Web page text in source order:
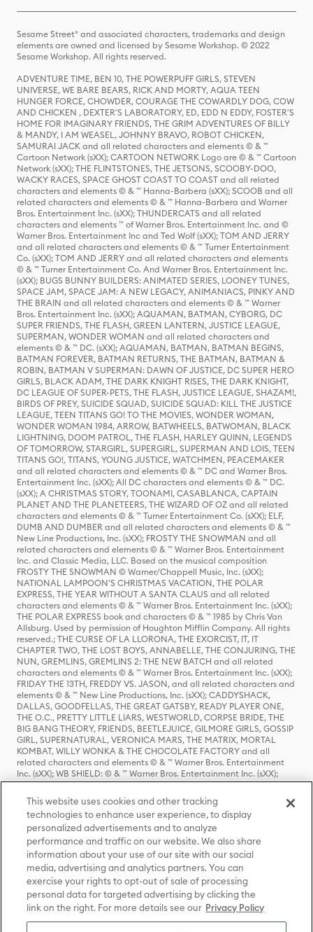
Sesame Street® and associated characters, trademarks and design
elements are owned and licensed by Sesame Workshop. © 2022
Sesame Workshop. All rights reserved.
ADVENTURE TIME, BEN 10, THE POWERPUFF GIRLS, STEVEN
UNIVERSE, WE BARE BEARS, RICK AND MORTY, AQUA TEEN
HUNGER FORCE, CHOWDER, COURAGE THE COWARDLY DOG, COW
AND CHICKEN , DEXTER'S LABORATORY, ED, EDD N EDDY, FOSTER'S
HOME FOR IMAGINARY FRIENDS, THE GRIM ADVENTURES OF BILLY
& MANDY, I AM WEASEL, JOHNNY BRAVO, ROBOT CHICKEN,
SAMURAI JACK and all related characters and elements © & ™
Cartoon Network (sXX); CARTOON NETWORK Logo are © & ™ Cartoon
Network (sXX); THE FLINTSTONES, THE JETSONS, SCOOBY-DOO,
WACKY RACES, SPACE GHOST COAST TO COAST and all related
characters and elements © & ™ Hanna-Barbera (sXX); SCOOB and all
related characters and elements © & ™ Hanna-Barbera and Warner
Bros. Entertainment Inc. (sXX); THUNDERCATS and all related
characters and elements ™ of Warner Bros. Entertainment Inc. and ©
Warner Bros. Entertainment Inc and Ted Wolf (sXX); TOM AND JERRY
and all related characters and elements © & ™ Turner Entertainment
Co. (sXX); TOM AND JERRY and all related characters and elements
© & ™ Turner Entertainment Co. And Warner Bros. Entertainment Inc.
(sXX); BUGS BUNNY BUILDERS: ANIMATED SERIES, LOONEY TUNES,
SPACE JAM, SPACE JAM: A NEW LEGACY, ANIMANIACS, PINKY AND
THE BRAIN and all related characters and elements © & ™ Warner
Bros. Entertainment Inc. (sXX); AQUAMAN, BATMAN, CYBORG, DC
SUPER FRIENDS, THE FLASH, GREEN LANTERN, JUSTICE LEAGUE,
SUPERMAN, WONDER WOMAN and all related characters and
elements © & ™ DC. (sXX); AQUAMAN, BATMAN, BATMAN BEGINS,
BATMAN FOREVER, BATMAN RETURNS, THE BATMAN, BATMAN &
ROBIN, BATMAN V SUPERMAN: DAWN OF JUSTICE, DC SUPER HERO
GIRLS, BLACK ADAM, THE DARK KNIGHT RISES, THE DARK KNIGHT,
DC LEAGUE OF SUPER-PETS, THE FLASH, JUSTICE LEAGUE, SHAZAM!,
BIRDS OF PREY, SUICIDE SQUAD, SUICIDE SQUAD: KILL THE JUSTICE
LEAGUE, TEEN TITANS GO! TO THE MOVIES, WONDER WOMAN,
WONDER WOMAN 1984, ARROW, BATWHEELS, BATWOMAN, BLACK
LIGHTNING, DOOM PATROL, THE FLASH, HARLEY QUINN, LEGENDS
OF TOMORROW, STARGIRL, SUPERGIRL, SUPERMAN AND LOIS, TEEN
TITANS GO!, TITANS, YOUNG JUSTICE, WATCHMEN, PEACEMAKER
and all related characters and elements © & ™ DC and Warner Bros.
Entertainment Inc. (sXX); All DC characters and elements © & ™ DC.
(sXX); A CHRISTMAS STORY, TOONAMI, CASABLANCA, CAPTAIN
PLANET AND THE PLANETEERS, THE WIZARD OF OZ and all related
characters and elements © & ™ Turner Entertainment Co. (sXX); ELF,
DUMB AND DUMBER and all related characters and elements © & ™
New Line Productions, Inc. (sXX); FROSTY THE SNOWMAN and all
related characters and elements © & ™ Warner Bros. Entertainment
Inc. and Classic Media, LLC. Based on the musical composition
FROSTY THE SNOWMAN © Warner/Chappell Music, Inc. (sXX);
NATIONAL LAMPOON'S CHRISTMAS VACATION, THE POLAR
EXPRESS, THE YEAR WITHOUT A SANTA CLAUS and all related
characters and elements © & ™ Warner Bros. Entertainment Inc. (sXX);
THE POLAR EXPRESS book and characters © & ™ 1985 by Chris Van
Allsburg. Used by permission of Houghton Mifflin Company. All rights
reserved.; THE CURSE OF LA LLORONA, THE EXORCIST, IT, IT
CHAPTER TWO, THE LOST BOYS, ANNABELLE, THE CONJURING, THE
NUN, GREMLINS, GREMLINS 2: THE NEW BATCH and all related
characters and elements © & ™ Warner Bros. Entertainment Inc. (sXX);
FRIDAY THE 13TH, FREDDY VS. JASON, and all related characters and
elements © & ™ New Line Productions, Inc. (sXX); CADDYSHACK,
DALLAS, GOODFELLAS, THE GREAT GATSBY, READY PLAYER ONE,
THE O.C., PRETTY LITTLE LIARS, WESTWORLD, CORPSE BRIDE, THE
BIG BANG THEORY, FRIENDS, BEETLEJUICE, GILMORE GIRLS, GOSSIP
GIRL, SUPERNATURAL, VERONICA MARS, THE MATRIX, MORTAL
KOMBAT, WILLY WONKA & THE CHOCOLATE FACTORY and all
related characters and elements © & ™ Warner Bros. Entertainment
Inc. (sXX); WB SHIELD: © & ™ Warner Bros. Entertainment Inc. (sXX);
HOUSE OF THE DRAGON, GAME OF THRONES, and all related
characters and elements © & ™ Home Box Office, Inc. (sXX); CHILLING
ADVENTURES OF SABRINA, RIVERDALE © & ™ Warner Bros.
Entertainment Inc. Archie Comics and all related characters and
elements © & ™ Archie Comic Publications, Inc. Used with permission.
(sXX); SEINFELD and all related characters and elements © & ™ Castle
Rock Entertainment. (sXX); TED LASSO © & ™ Warner Bros.
Entertainment Inc. & Universal Television LLC (sXX); THE HOBBIT: AN
UNEXPECTED JOURNEY, THE HOBBIT: THE DESOLATION OF SMAUG,
THE HOBBIT: THE BATTLE OF THE FIVE ARMIES, THE LORD OF THE
RINGS: THE FELLOWSHIP OF THE RING, THE LORD OF THE RINGS: THE
TWO TOWERS, THE LORD OF THE RINGS: THE RETURN OF THE KING
and the names of the characters, items, events and places therein are
This website uses cookies and other tracking
technologies to enhance user experience, to display
personalized advertisements and to analyze
performance and traffic on our website. We also share
information about your use of our site with our social
media, advertising and analytics partners. You can
exercise your rights to opt-out of sale of processing
personal data for targeted advertising by clicking the
link on the right. For more details see our Privacy Policy